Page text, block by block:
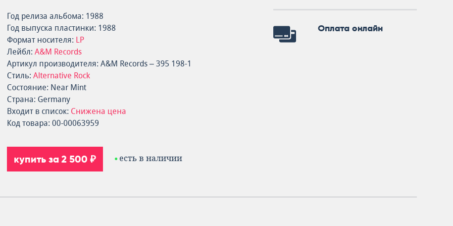
Год релиза альбома: 1988
Год выпуска пластинки: 1988
Формат носителя: LP
Лейбл: A&M Records
Артикул производителя: A&M Records – 395 198-1
Стиль: Alternative Rock
Состояние: Near Mint
Страна: Germany
Входит в список: Снижена цена
Код товара: 00-00063959
купить за 2 500 ₽ есть в наличии
Оплата онлайн